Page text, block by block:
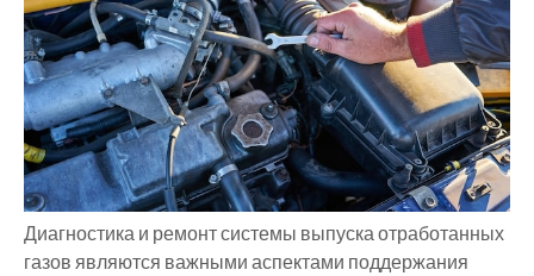
Диагностика и ремонт системы выпуска отработанных
газов являются важными аспектами поддержания